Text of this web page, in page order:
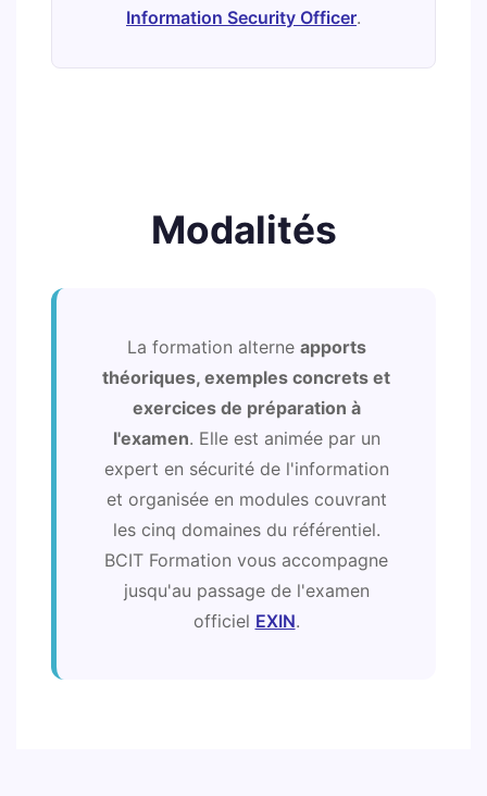
Information Security Officer.
Modalités
La formation alterne apports
théoriques, exemples concrets et
exercices de préparation à
l'examen. Elle est animée par un
expert en sécurité de l'information
et organisée en modules couvrant
les cinq domaines du référentiel.
BCIT Formation vous accompagne
jusqu'au passage de l'examen
officiel EXIN.